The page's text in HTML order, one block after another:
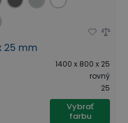
25 mm
1400 x 800 x 25
rovný
25
Vybrať
farbu